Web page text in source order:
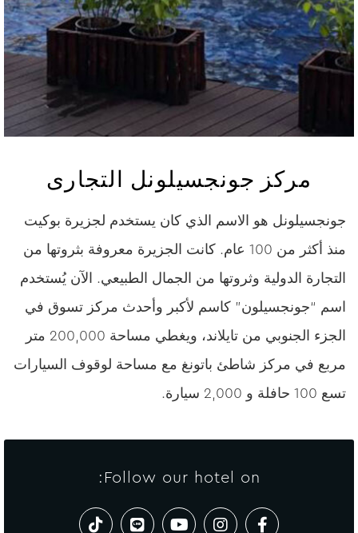
مركز جونجسيلونل التجارى
جونجسيلونل هو الاسم الذي كان يستخدم لجزيرة بوكيت
منذ أكثر من 100 عام. كانت الجزيرة معروفة بثروتها من
التجارة الدولية وثروتها من الجمال الطبيعي. الآن يُستخدم
اسم “جونجسيلون” كاسم لأكبر وأحدث مركز تسوق في
الجزء الجنوبي من تايلاند، ويغطي مساحة 200,000 متر
مربع في مركز شاطئ باتونغ مع مساحة لوقوف السيارات
تسع 100 حافلة و 2,000 سيارة.
Follow our hotel on: